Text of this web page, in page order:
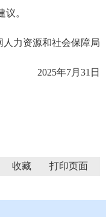
。
人力资源和社会保障局
2025年7月31日
收藏